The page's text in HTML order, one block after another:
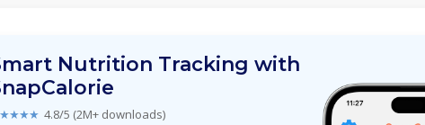
Nutrition Tracking with
4.8/5 (2M+ downloads)